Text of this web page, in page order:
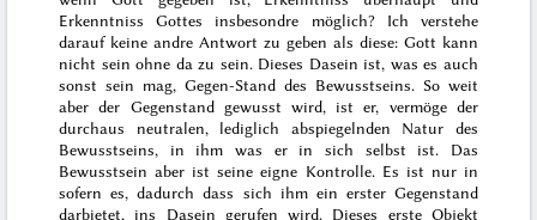
Erkenntniss Gottes insbesondre möglich? Ich verstehe
darauf keine andre Antwort zu geben als diese: Gott kann
nicht sein ohne da zu sein. Dieses Dasein ist, was es auch
sonst sein mag,Gegen-Stand des Bewusstseins. So weit
aber der Gegenstand gewusst wird, ist er, vermöge der
durchaus neutralen, lediglich abspiegelnden Natur des
Bewusstseins, in ihm was er in sich selbst ist. Das
Bewusstsein aber ist seine eigne Kontrolle. Es ist nur in
sofern es, dadurch dass sich ihm ein erster Gegenstand
darbietet, ins Dasein gerufen wird. Dieses erste Objekt